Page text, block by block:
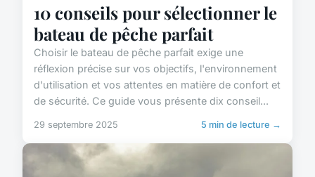
10 conseils pour sélectionner le
bateau de pêche parfait
Choisir le bateau de pêche parfait exige une
réflexion précise sur vos objectifs, l'environnement
d'utilisation et vos attentes en matière de confort et
de sécurité. Ce guide vous présente dix conseil...
29 septembre 2025 5 min de lecture →